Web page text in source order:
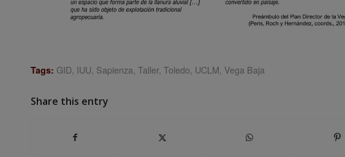
Tags: GID IUU Sapienza Taller, Toledo UCLM Vega Baja
Share this entry